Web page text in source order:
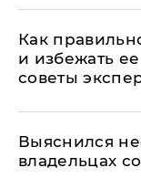
Как
и избежать
советы
Выяснился
владельцах